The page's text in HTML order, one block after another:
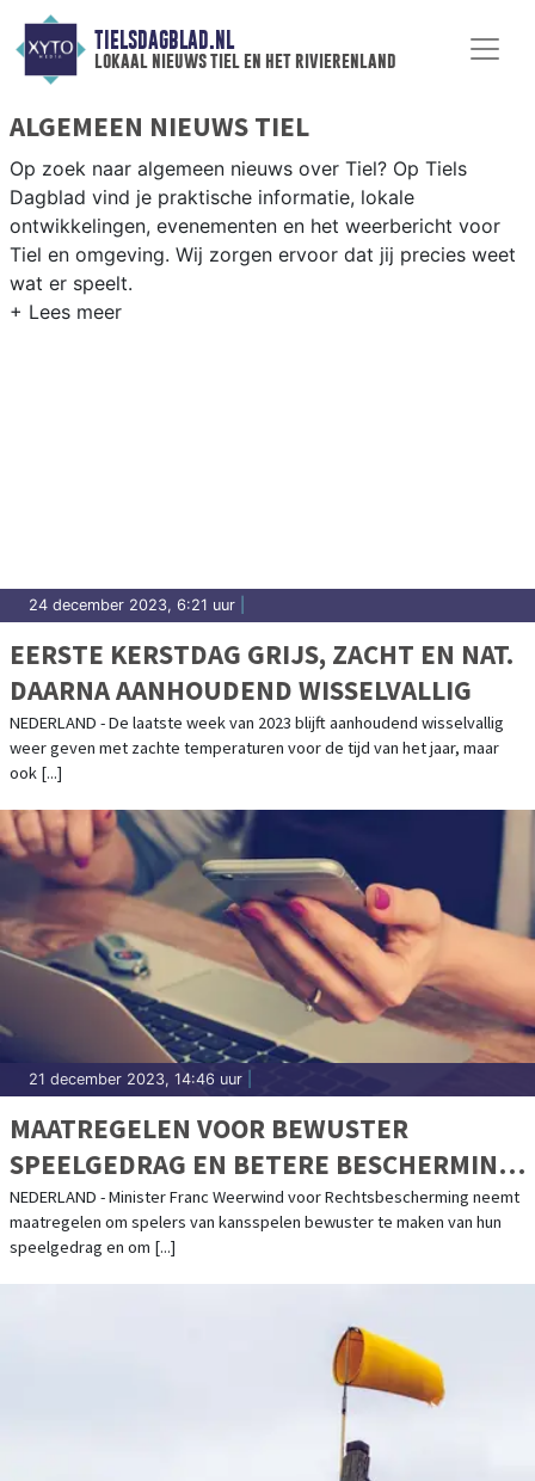
TIELSDAGBLAD.NL
lokaal nieuws tiel en het rivierenland
ALGEMEEN NIEUWS TIEL
Op zoek naar algemeen nieuws over Tiel? Op Tiels
Dagblad vind je praktische informatie, lokale
ontwikkelingen, evenementen en het weerbericht voor
Tiel en omgeving. Wij zorgen ervoor dat jij precies weet
wat er speelt.
24 december 2023, 6:21 uur
EERSTE KERSTDAG GRIJS, ZACHT EN NAT.
DAARNA AANHOUDEND WISSELVALLIG
NEDERLAND - De laatste week van 2023 blijft aanhoudend wisselvallig
weer geven met zachte temperaturen voor de tijd van het jaar, maar
ook [...]
21 december 2023, 14:46 uur
MAATREGELEN VOOR BEWUSTER
SPEELGEDRAG EN BETERE BESCHERMING
SPELERS VAN KANSSPELEN
NEDERLAND - Minister Franc Weerwind voor Rechtsbescherming neemt
maatregelen om spelers van kansspelen bewuster te maken van hun
speelgedrag en om [...]